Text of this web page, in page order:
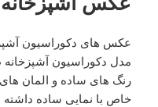
عکس های دکوراسیون
مدل دکوراسیون
رنگ های ساده و المان
خاص با نمایی ساده داشته